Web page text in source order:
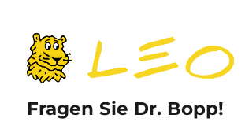
Fragen Sie Dr. Bopp!